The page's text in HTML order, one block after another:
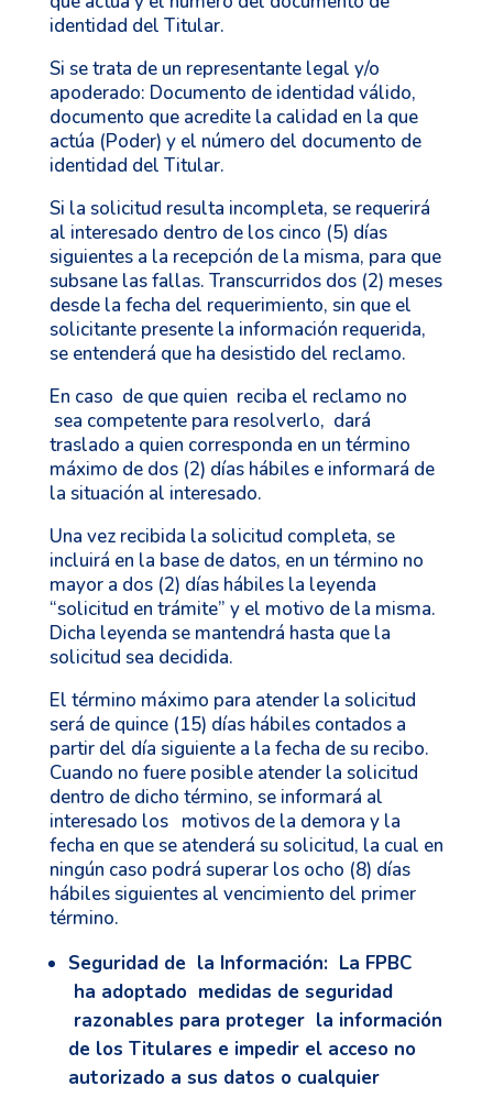
identidad del Titular.
Si se trata de un representante legal y/o
apoderado: Documento de identidad válido,
documento que acredite la calidad en la que
actúa (Poder) y el número del documento de
identidad del Titular.
Si la solicitud resulta incompleta, se requerirá
al interesado dentro de los cinco (5) días
siguientes a la recepción de la misma, para que
subsane las fallas. Transcurridos dos (2) meses
desde la fecha del requerimiento, sin que el
solicitante presente la información requerida,
se entenderá que ha desistido del reclamo.
En caso de que quien reciba el reclamo no
sea competente para resolverlo, dará
traslado a quien corresponda en un término
máximo de dos (2) días hábiles e informará de
la situación al interesado.
Una vez recibida la solicitud completa, se
incluirá en la base de datos, en un término no
mayor a dos (2) días hábiles la leyenda
“solicitud en trámite” y el motivo de la misma.
Dicha leyenda se mantendrá hasta que la
solicitud sea decidida.
El término máximo para atender la solicitud
será de quince (15) días hábiles contados a
partir del día siguiente a la fecha de su recibo.
Cuando no fuere posible atender la solicitud
dentro de dicho término, se informará al
interesado los motivos de la demora y la
fecha en que se atenderá su solicitud, la cual en
ningún caso podrá superar los ocho (8) días
hábiles siguientes al vencimiento del primer
término.
Seguridad de la Información: La FPBC
ha adoptado medidas de seguridad
razonables para proteger la información
de los Titulares e impedir el acceso no
autorizado a sus datos o cualquier